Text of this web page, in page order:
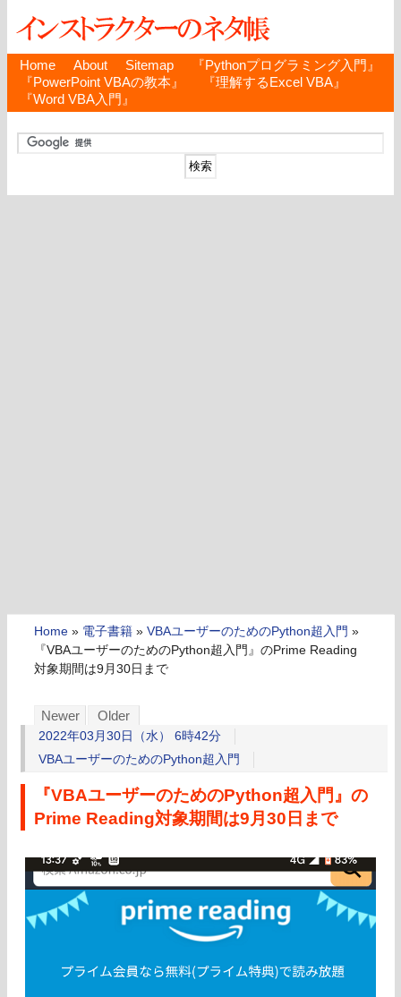
Home About Sitemap
『Pythonプログラミング入門』
『PowerPoint VBAの教本』
『理解するExcel VBA』
『Word VBA入門』
Home » 電子書籍 » VBAユーザーのためのPython超入門 »
『VBAユーザーのためのPython超入門』のPrime Reading
対象期間は9月30日まで
Newer Older
2022年03月30日（水） 6時42分
VBAユーザーのためのPython超入門
『VBAユーザーのためのPython超入門』の
Prime Reading対象期間は9月30日まで